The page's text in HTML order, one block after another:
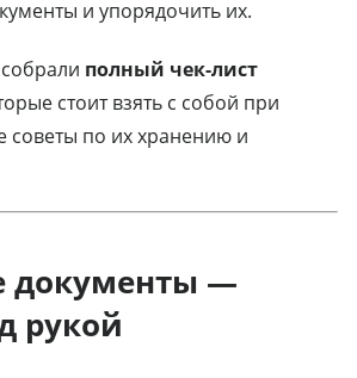
и упорядочить их.
полный чек-лист
стоит взять с собой при
советы по их хранению и
документы —
рукой